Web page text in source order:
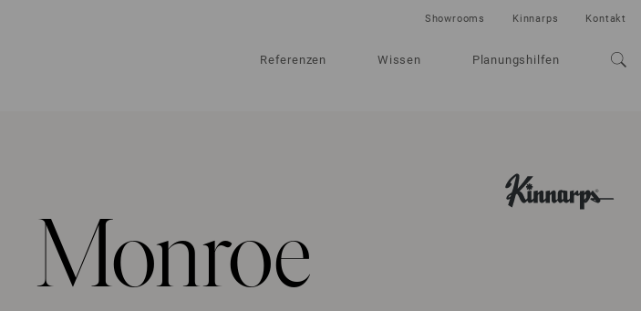
Referenzen Wissen Planungshilfen
Showrooms Kinnarps Kontakt
Monroe